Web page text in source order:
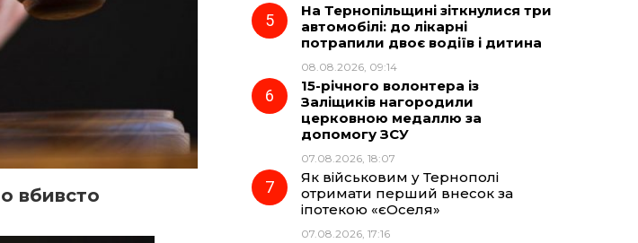
вбивсто
На Тернопільщині зіткнулися три
автомобілі: до лікарні
потрапили двоє водіїв і дитина
08.08.2026, 09:14
15-річного волонтера із
Заліщиків нагородили
церковною медаллю за
допомогу ЗСУ
07.08.2026, 18:07
Як військовим у Тернополі
отримати перший внесок за
іпотекою «єОселя»
07.08.2026, 17:16